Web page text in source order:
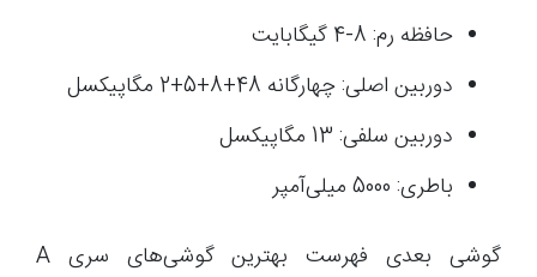
حافظه رم: 8-4 گیگابایت
دوربین اصلی: چهارگانه 48+8+5+2 مگاپیکسل
دوربین سلفی: 13 مگاپیکسل
باطری: 5000 میلی‌آمپر
گوشی بعدی فهرست بهترین گوشی‌های سری A